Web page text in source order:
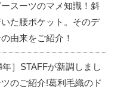
スーツのマメ知識！斜
た腰ポケット。そのデ
由来をご紹介！
年］STAFFが新調しまし
のご紹介!葛利毛織のド